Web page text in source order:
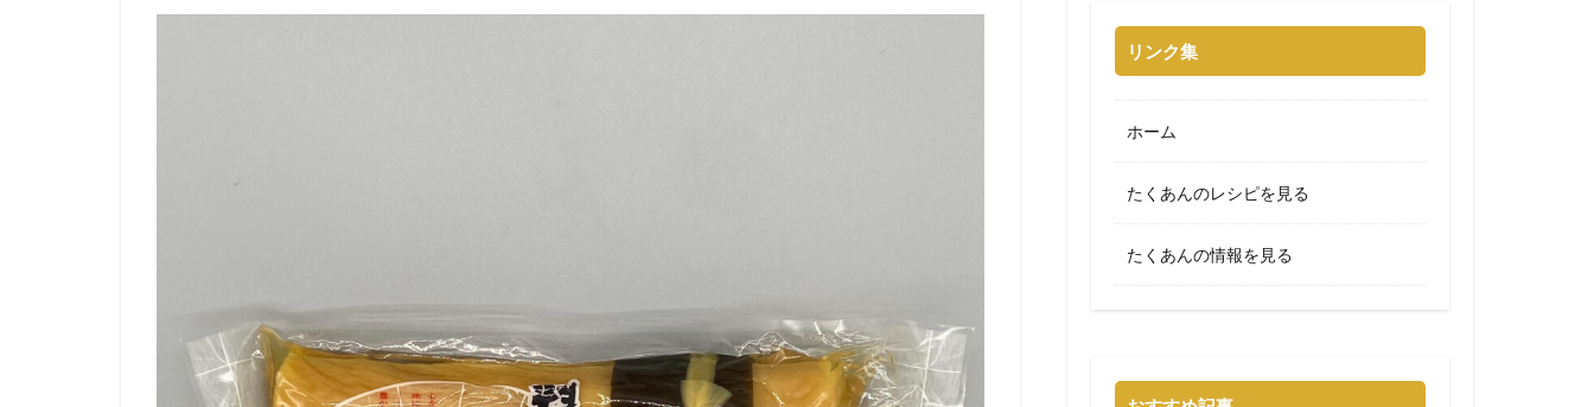
リンク集
ホーム
たくあんのレシピを見る
たくあんの情報を見る